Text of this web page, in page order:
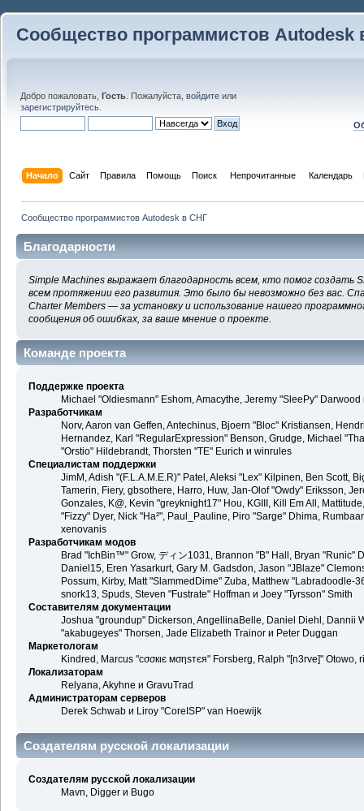
Сообщество программистов Autodesk
Добро пожаловать, Гость . Пожалуйста, войдите или
зарегистрируйтесь
Начало Сайт Правила Помощь Поиск Непрочитанные Календарь
Сообщество программистов Autodesk в СНГ
Благодарности
Simple Machines выражает благодарность всем, кто помог создать
всем протяжении его развития. Это было бы невозможно без вас.
Charter Members — за установку и использование нашего
сообщения об ошибках, за ваше мнение о проекте.
Команде проекта
Поддержке проекта
Michael "Oldiesmann" Eshom, Amacythe, Jeremy "SleePy"
Разработчикам
Norv, Aaron van Geffen, Antechinus, Bjoern "Bloc" Kristiansen,
Hernandez, Karl "RegularExpression" Benson, Grudge, Michael
"Orstio" Hildebrandt, Thorsten "TE" Eurich и winrules
Специалистам поддержки
JimM, Adish "(F.L.A.M.E.R)" Patel, Aleksi "Lex" Kilpinen, Ben Scott,
Tamerin, Fiery, gbsothere, Harro, Huw, Jan-Olof "Owdy" Eriksson,
Gonzales, K@, Kevin "greyknight17" Hou, KGIII, Kill Em All,
"Fizzy" Dyer, Nick "Ha²", Paul_Pauline, Piro "Sarge" Dhima,
xenovanis
Разработчикам модов
Brad "IchBin™" Grow, ディン1031, Brannon "B" Hall, Bryan "Runic"
Daniel15, Eren Yasarkurt, Gary M. Gadsdon, Jason "JBlaze"
Possum, Kirby, Matt "SlammedDime" Zuba, Matthew "Labradoodle-
snork13, Spuds, Steven "Fustrate" Hoffman и Joey "Tyrsson" Smith
Составителям документации
Joshua "groundup" Dickerson, AngellinaBelle, Daniel Diehl, Dannii
"akabugeyes" Thorsen, Jade Elizabeth Trainor и Peter Duggan
Маркетологам
Kindred, Marcus "cσσкιє мσηѕтєя" Forsberg, Ralph "[n3rve]" Otowo,
Локализаторам
Relyana, Akyhne и GravuTrad
Администраторам серверов
Derek Schwab и Liroy "CoreISP" van Hoewijk
Создателям русской локализации
Создателям русской локализации
Mavn, Digger и Bugo